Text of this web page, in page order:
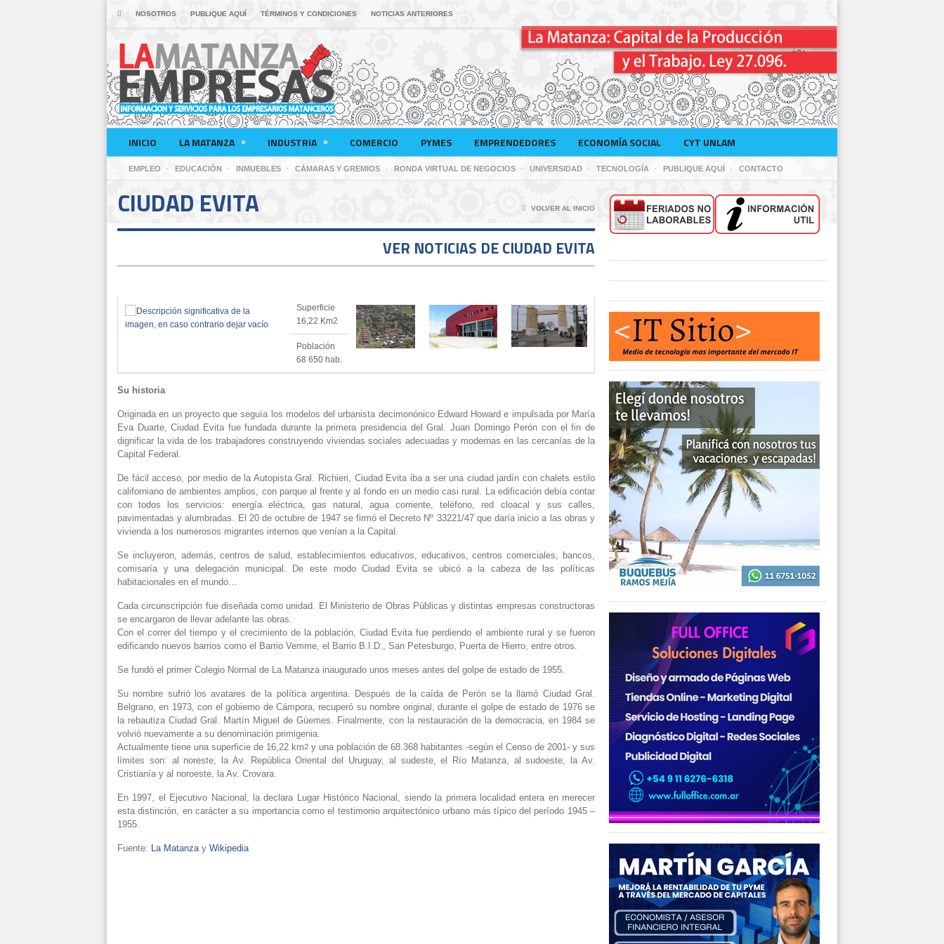
NOSOTROS PUBLIQUE AQUÍ TÉRMINOS Y CONDICIONES NOTICIAS ANTERIORES
INICIO LA MATANZA INDUSTRIA COMERCIO PYMES EMPRENDEDORES ECONOMÍA SOCIAL CYT UNLAM
EMPLEO EDUCACIÓN INMUEBLES CÁMARAS Y GREMIOS RONDA VIRTUAL DE NEGOCIOS UNIVERSIDAD TECNOLOGÍA PUBLIQUE AQUÍ CONTACTO
CIUDAD EVITA VOLVER AL INICIO
VER NOTICIAS DE CIUDAD EVITA
Superficie
16,22 Km2
Población
68 650 hab.
Su historia
Originada en un proyecto que seguía los modelos del urbanista decimonónico Edward Howard e impulsada por María
Eva Duarte, Ciudad Evita fue fundada durante la primera presidencia del Gral. Juan Domingo Perón con el fin de
dignificar la vida de los trabajadores construyendo viviendas sociales adecuadas y modernas en las cercanías de la
Capital Federal.
De fácil acceso, por medio de la Autopista Gral. Richieri, Ciudad Evita iba a ser una ciudad jardín con chalets estilo
californiano de ambientes amplios, con parque al frente y al fondo en un medio casi rural. La edificación debía contar
con todos los servicios: energía eléctrica, gas natural, agua corriente, teléfono, red cloacal y sus calles,
pavimentadas y alumbradas. El 20 de octubre de 1947 se firmó el Decreto Nº 33221/47 que daría inicio a las obras y
vivienda a los numerosos migrantes internos que venían a la Capital.
Se incluyeron, además, centros de salud, establecimientos educativos, educativos, centros comerciales, bancos,
comisaría y una delegación municipal. De este modo Ciudad Evita se ubicó a la cabeza de las políticas
habitacionales en el mundo…
Cada circunscripción fue diseñada como unidad. El Ministerio de Obras Públicas y distintas empresas constructoras
se encargaron de llevar adelante las obras.
Con el correr del tiempo y el crecimiento de la población, Ciudad Evita fue perdiendo el ambiente rural y se fueron
edificando nuevos barrios como el Barrio Vemme, el Barrio B.I.D., San Petesburgo, Puerta de Hierro, entre otros.
Se fundó el primer Colegio Normal de La Matanza inaugurado unos meses antes del golpe de estado de 1955.
Su nombre sufrió los avatares de la política argentina. Después de la caída de Perón se la llamó Ciudad Gral.
Belgrano, en 1973, con el gobierno de Cámpora, recuperó su nombre original, durante el golpe de estado de 1976 se
la rebautiza Ciudad Gral. Martín Miguel de Güemes. Finalmente, con la restauración de la democracia, en 1984 se
volvió nuevamente a su denominación primigenia.
Actualmente tiene una superficie de 16,22 km2 y una población de 68.368 habitantes -según el Censo de 2001- y sus
límites son: al noreste, la Av. República Oriental del Uruguay, al sudeste, el Río Matanza, al sudoeste, la Av.
Cristianía y al noroeste, la Av. Crovara.
En 1997, el Ejecutivo Nacional, la declara Lugar Histórico Nacional, siendo la primera localidad entera en merecer
esta distinción, en carácter a su importancia como el testimonio arquitectónico urbano más típico del período 1945 –
1955.
Fuente: La Matanza y Wikipedia